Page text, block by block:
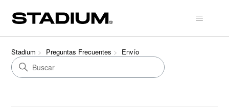
Stadium Preguntas Frecuentes Envío